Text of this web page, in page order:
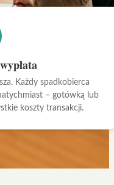
Każdy spadkobierca
– gotówką lub
koszty transakcji.